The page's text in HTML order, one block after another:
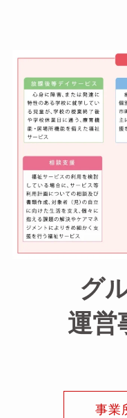
グ
運営
事業